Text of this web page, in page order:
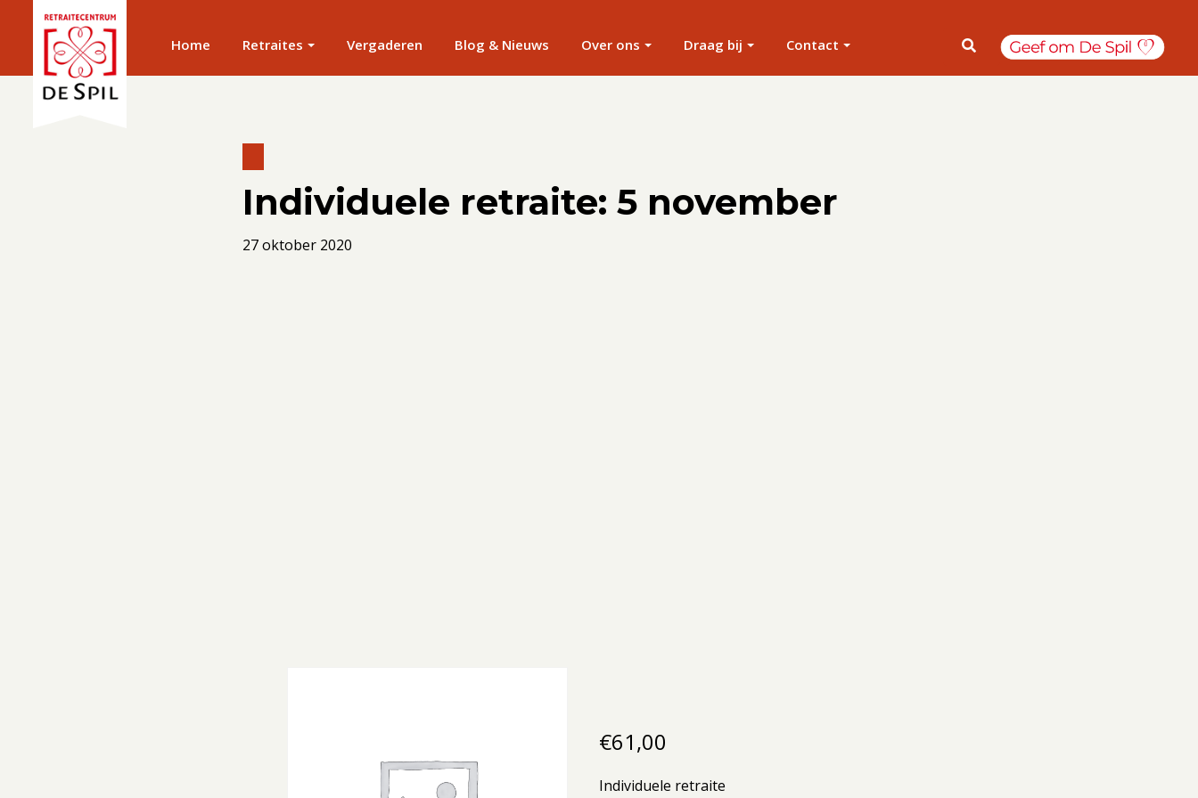
Home Retraites Vergaderen Blog & Nieuws Over ons Draag bij Contact
Individuele retraite: 5 november
27 oktober 2020
€61,00
Individuele retraite